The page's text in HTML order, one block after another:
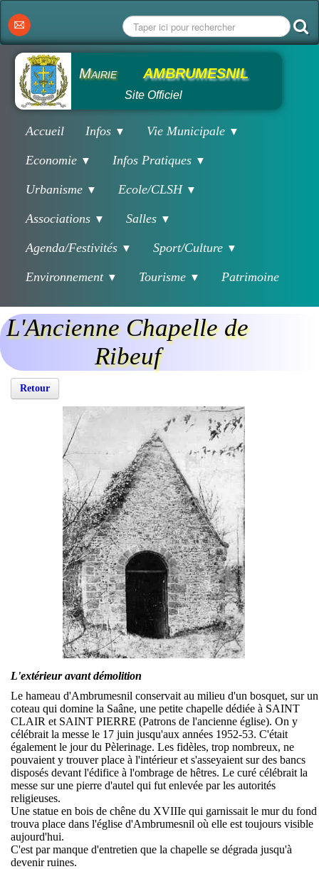
Mairie AMBRUMESNIL
Site Officiel
Accueil Infos ▼ Vie Municipale ▼
Economie ▼ Infos Pratiques ▼
Urbanisme ▼ Ecole/CLSH ▼
Associations ▼ Salles ▼
Agenda/Festivités ▼ Sport/Culture ▼
Environnement ▼ Tourisme ▼ Patrimoine
L'Ancienne Chapelle de
Ribeuf
Retour
L'extérieur avant démolition
Le hameau d'Ambrumesnil conservait au milieu d'un bosquet, sur un
coteau qui domine la Saâne, une petite chapelle dédiée à SAINT
CLAIR et SAINT PIERRE (Patrons de l'ancienne église). On y
célébrait la messe le 17 juin jusqu'aux années 1952-53. C'était
également le jour du Pèlerinage. Les fidèles, trop nombreux, ne
pouvaient y trouver place à l'intérieur et s'asseyaient sur des bancs
disposés devant l'édifice à l'ombrage de hêtres. Le curé célébrait la
messe sur une pierre d'autel qui fut enlevée par les autorités
religieuses.
Une statue en bois de chêne du XVIIIe qui garnissait le mur du fond
trouva place dans l'église d'Ambrumesnil où elle est toujours visible
aujourd'hui.
C'est par manque d'entretien que la chapelle se dégrada jusqu'à
devenir ruines.